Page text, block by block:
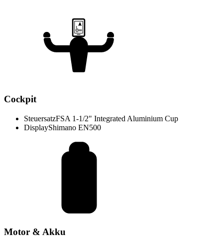
Cockpit
SteuersatzFSA 1-1/2" Integrated Aluminium Cup
DisplayShimano EN500
Motor & Akku